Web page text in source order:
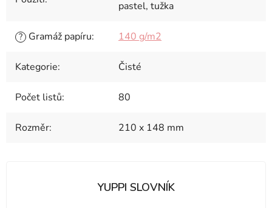
pastel, tužka
? Gramáž papíru: 140 g/m2
Kategorie: Čisté
Počet listů: 80
Rozměr: 210 x 148 mm
YUPPI SLOVNÍK